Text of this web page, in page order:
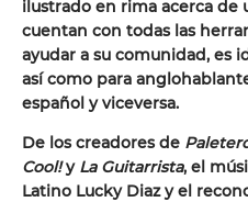
ilustrado en rima acerca de
cuentan con todas las
ayudar a su comunidad, es
así como para
español y viceversa.
De los creadores de
Cool!y La Guitarrista, el
Latino Lucky Diaz y el